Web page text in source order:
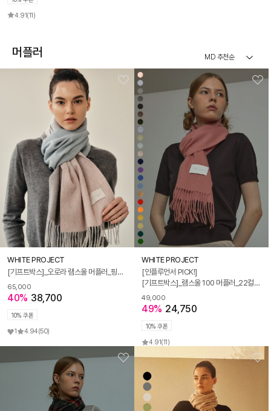
4.91(11)
머플러
WHITE PROJECT
[기프트박스]_오로라 램스울 머플러_핑크_남녀공용
65,000
40% 38,700
10% 쿠폰
1 4.94(50)
WHITE PROJECT
[인플루언서 PICK!]
[기프트박스]_램스울 100 머플러_22컬러_남녀공용
49,000
49% 24,750
10% 쿠폰
4.91(11)